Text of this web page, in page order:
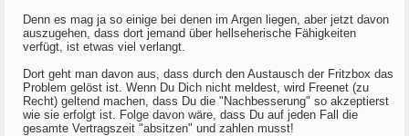
Denn es mag ja so einige bei denen im Argen liegen, aber jetzt davon
auszugehen, dass dort jemand über hellseherische Fähigkeiten
verfügt, ist etwas viel verlangt.
Dort geht man davon aus, dass durch den Austausch der Fritzbox das
Problem gelöst ist. Wenn Du Dich nicht meldest, wird Freenet (zu
Recht) geltend machen, dass Du die "Nachbesserung" so akzeptierst
wie sie erfolgt ist. Folge davon wäre, dass Du auf jeden Fall die
gesamte Vertragszeit "absitzen" und zahlen musst!